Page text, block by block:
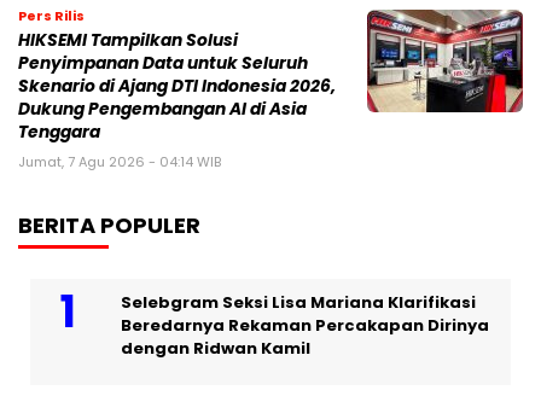
Pers Rilis
HIKSEMI Tampilkan Solusi
Penyimpanan Data untuk Seluruh
Skenario di Ajang DTI Indonesia 2026,
Dukung Pengembangan AI di Asia
Tenggara
Jumat, 7 Agu 2026 - 04:14 WIB
BERITA POPULER
Selebgram Seksi Lisa Mariana Klarifikasi
Beredarnya Rekaman Percakapan Dirinya
dengan Ridwan Kamil